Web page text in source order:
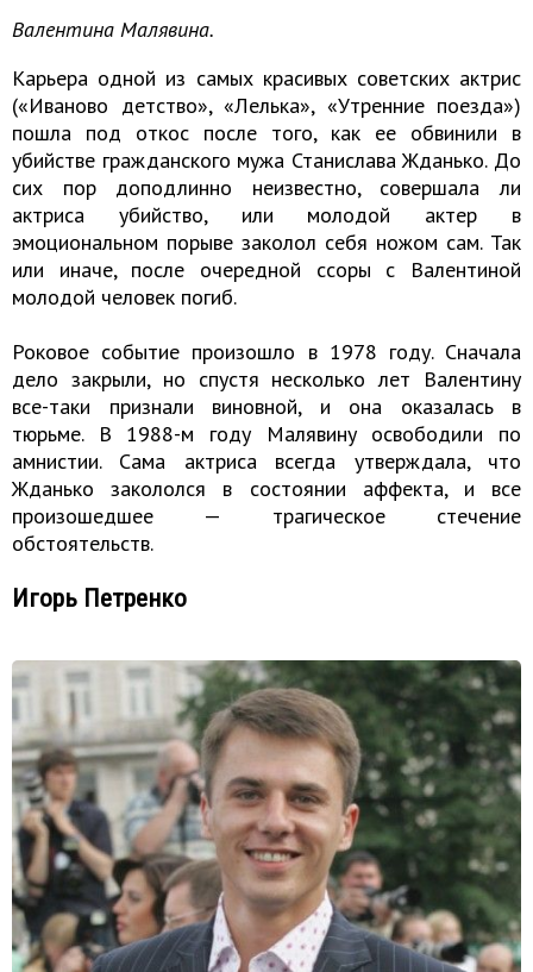
Валентина Малявина.
Карьера одной из самых красивых советских актрис
(«Иваново детство», «Лелька», «Утренние поезда»)
пошла под откос после того, как ее обвинили в
убийстве гражданского мужа Станислава Жданько. До
сих пор доподлинно неизвестно, совершала ли
актриса убийство, или молодой актер в
эмоциональном порыве заколол себя ножом сам. Так
или иначе, после очередной ссоры с Валентиной
молодой человек погиб.
Роковое событие произошло в 1978 году. Сначала
дело закрыли, но спустя несколько лет Валентину
все-таки признали виновной, и она оказалась в
тюрьме. В 1988-м году Малявину освободили по
амнистии. Сама актриса всегда утверждала, что
Жданько закололся в состоянии аффекта, и все
произошедшее — трагическое стечение
обстоятельств.
Игорь Петренко